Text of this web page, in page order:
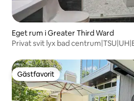
Eget rum i Greater Third Ward
Privat svit lyx bad
Gästfavorit
Gästfavorit